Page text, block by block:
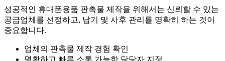
성공적인 휴대폰용품 판촉물 제작을 위해서는 신뢰할 수 있는
공급업체를 선정하고, 납기 및 사후 관리를 명확히 하는 것이
중요합니다.
업체의 판촉물 제작 경험 확인
명확하고 빠른 소통 가능한 담당자 지정